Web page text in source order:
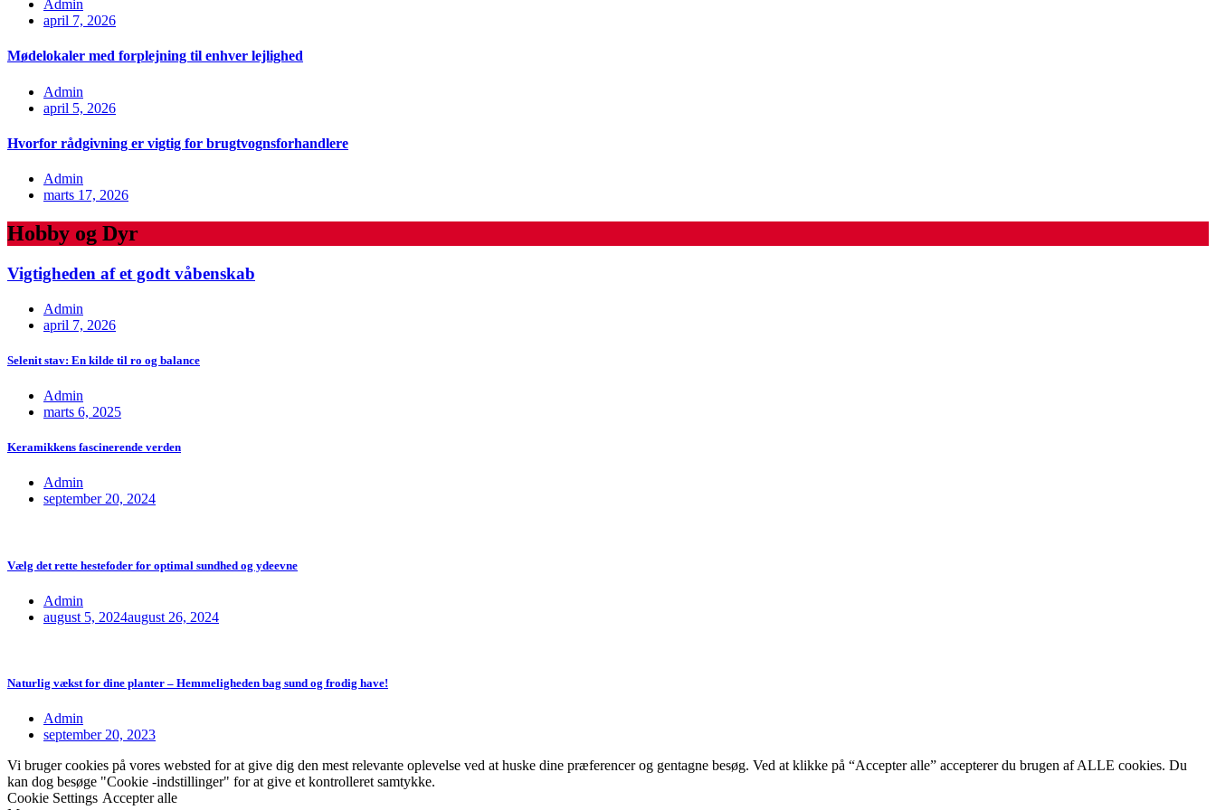
Admin
april 7, 2026
Mødelokaler med forplejning til enhver lejlighed
Admin
april 5, 2026
Hvorfor rådgivning er vigtig for brugtvognsforhandlere
Admin
marts 17, 2026
Hobby og Dyr
Vigtigheden af et godt våbenskab
Admin
april 7, 2026
Selenit stav: En kilde til ro og balance
Admin
marts 6, 2025
Keramikkens fascinerende verden
Admin
september 20, 2024
Vælg det rette hestefoder for optimal sundhed og ydeevne
Admin
august 5, 2024august 26, 2024
Naturlig vækst for dine planter – Hemmeligheden bag sund og frodig have!
Admin
september 20, 2023
Vi bruger cookies på vores websted for at give dig den mest relevante oplevelse ved at huske dine præferencer og gentagne besøg. Ved at klikke på “Accepter alle” accepterer du brugen af ALLE cookies. Du
kan dog besøge "Cookie -indstillinger" for at give et kontrolleret samtykke.
Cookie Settings Accepter alle